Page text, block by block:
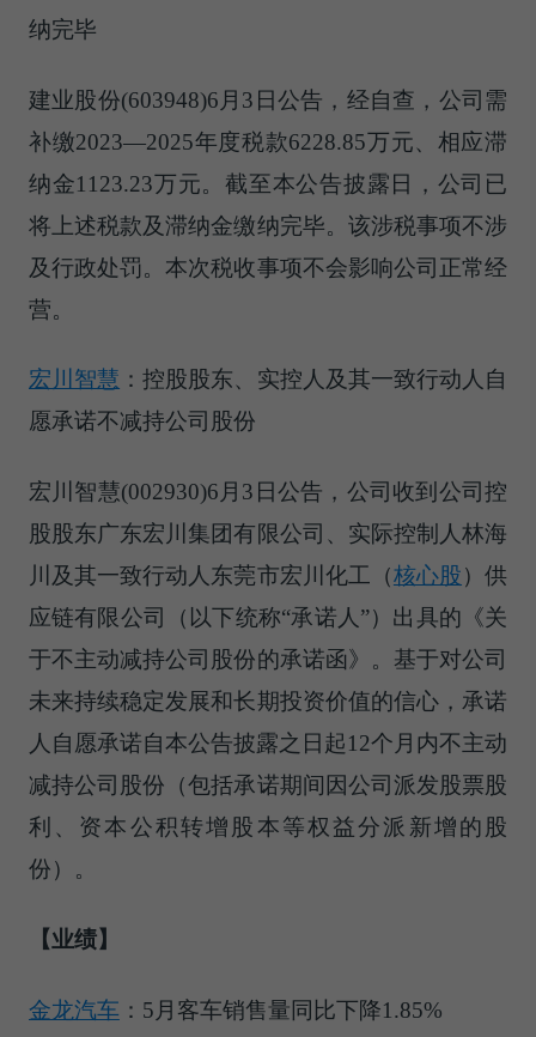
纳完毕
建业股份(603948)6月3日公告，经自查，公司需
补缴2023—2025年度税款6228.85万元、相应滞
纳金1123.23万元。截至本公告披露日，公司已
将上述税款及滞纳金缴纳完毕。该涉税事项不涉
及行政处罚。本次税收事项不会影响公司正常经
营。
宏川智慧 ：控股股东、实控人及其一致行动人自
愿承诺不减持公司股份
宏川智慧(002930)6月3日公告，公司收到公司控
股股东广东宏川集团有限公司、实际控制人林海
川及其一致行动人东莞市宏川 化工（核心股）供
应链有限公司（以下统称“承诺人”）出具的《关
于不主动减持公司股份的承诺函》。基于对公司
未来持续稳定发展和长期投资价值的信心，承诺
人自愿承诺自本公告披露之日起12个月内不主动
减持公司股份（包括承诺期间因公司派发股票股
利、资本公积转增股本等权益分派新增的股
份）。
【业绩】
金龙汽车 ：5月客车销售量同比下降1.85%